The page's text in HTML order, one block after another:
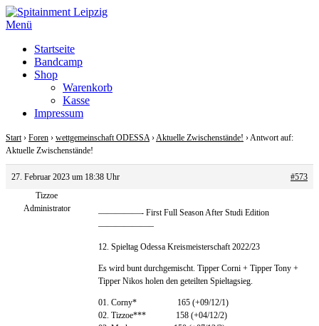
Zum
Inhalt
Menü
Startseite
Bandcamp
Shop
Warenkorb
Kasse
Impressum
Start › Foren › wettgemeinschaft ODESSA ›Aktuelle Zwischenstände! ›Antwort auf:
Aktuelle Zwischenstände!
27. Februar 2023 um 18:38 Uhr
#573
Tizzoe
Administrator
—————- First Full Season After Studi Edition
——————–
12. Spieltag Odessa Kreismeisterschaft 2022/23
Es wird bunt durchgemischt. Tipper Corni + Tipper Tony +
Tipper Nikos holen den geteilten Spieltagsieg.
01. Corny* 165 (+09/12/1)
02. Tizzoe*** 158 (+04/12/2)